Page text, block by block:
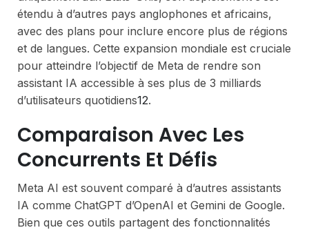
étendu à d’autres pays anglophones et africains,
avec des plans pour inclure encore plus de régions
et de langues. Cette expansion mondiale est cruciale
pour atteindre l’objectif de Meta de rendre son
assistant IA accessible à ses plus de 3 milliards
d’utilisateurs quotidiens12.
Comparaison Avec Les
Concurrents Et Défis
Meta AI est souvent comparé à d’autres assistants
IA comme ChatGPT d’OpenAI et Gemini de Google.
Bien que ces outils partagent des fonctionnalités